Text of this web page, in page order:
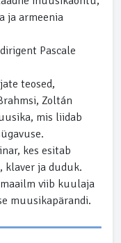
ja armeenia
Pascale
teosed,
Zoltán
mis liidab
kes esitab
klaver ja duduk.
viib kuulaja
muusikapärandi.